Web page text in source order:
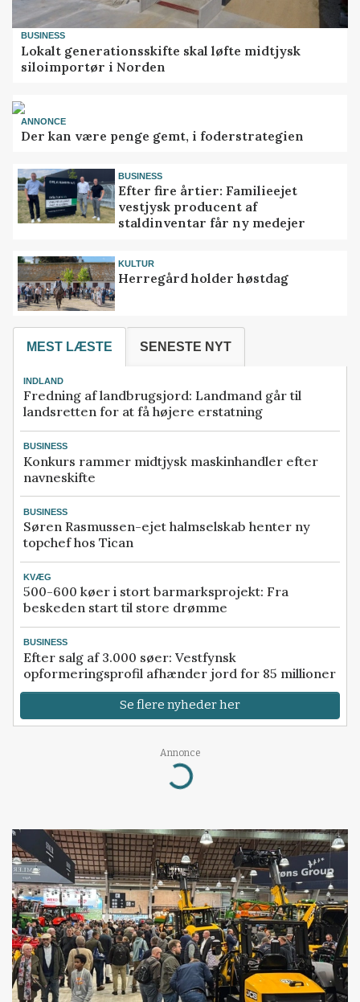
BUSINESS
Lokalt generationsskifte skal løfte midtjysk
siloimportør i Norden
ANNONCE
Der kan være penge gemt, i foderstrategien
BUSINESS
Efter fire årtier: Familieejet
vestjysk producent af
staldinventar får ny medejer
KULTUR
Herregård holder høstdag
MEST LÆSTE SENESTE NYT
INDLAND
Fredning af landbrugsjord: Landmand går til
landsretten for at få højere erstatning
BUSINESS
Konkurs rammer midtjysk maskinhandler efter
navneskifte
BUSINESS
Søren Rasmussen-ejet halmselskab henter ny
topchef hos Tican
KVÆG
500-600 køer i stort barmarksprojekt: Fra
beskeden start til store drømme
BUSINESS
Efter salg af 3.000 søer: Vestfynsk
opformeringsprofil afhænder jord for 85 millioner
Se flere nyheder her
Annonce
Loading...